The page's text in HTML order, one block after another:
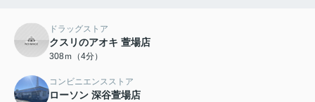
ドラッグストア
クスリのアオキ 萱場店
308ｍ（4分）
コンビニエンスストア
ローソン 深谷萱場店